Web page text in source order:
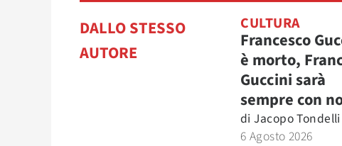
DALLO STESSO
AUTORE
CULTURA
Francesco
è morto,
Guccini sarà
sempre con
di Jacopo Tondelli
6 Agosto 2026